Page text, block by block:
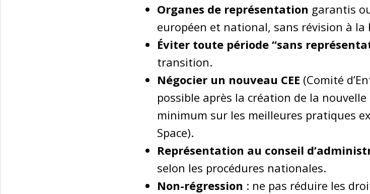
Organes de représentation garantis
européen et national, sans révision à
Éviter toute période “sans
transition.
Négocier un nouveau CEE (Comité
possible après la création de la
minimum sur les meilleures pratiques
Space).
Représentation au conseil
selon les procédures nationales.
Non-régression : ne pas réduire les